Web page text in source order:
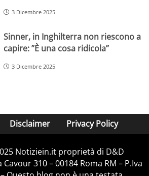
3 Dicembre 2025
Sinner, in Inghilterra non riescono a
capire: ”È una cosa ridicola”
3 Dicembre 2025
Disclaimer Privacy Policy
Notiziein.it proprietà di D&D
310 – 00184 Roma RM – P.Iva